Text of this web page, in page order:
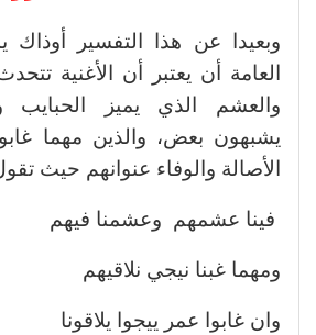
وبعيدا عن هذا التفسير
العامة أن يعتبر أن الأغنية
والعشم الذي يميز الحبايب
يشبهون بعض، والذين مهما
الأصالة والوفاء عنوانهم حيث
فينا عشمهم وعشمنا فيهم
ومهما غبنا نيجي نلاقيهم
وان غابوا عمر ييجوا يلاقونا